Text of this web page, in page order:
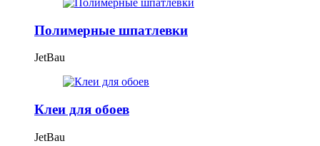
Полимерные шпатлевки
JetBau
Клеи для обоев
JetBau